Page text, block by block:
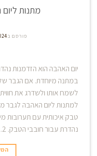
מתנות
פורסם ב
יום האהבה הוא הזדמנות
במתנה מיוחדת. אם הגבר
לשמח אותו ולשדרג את
טבק איכותית עם תערובות
נהדרת עבור חובבי הטבק. 2. […]